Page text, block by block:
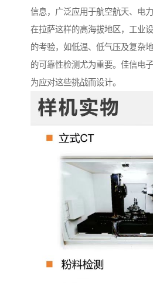
信息，广泛应用于航空航天、电
在拉萨这样的高海拔地区，工业
的考验，如低温、低气压及复杂
的可靠性检测尤为重要。佳信电
为应对这些挑战而设计。